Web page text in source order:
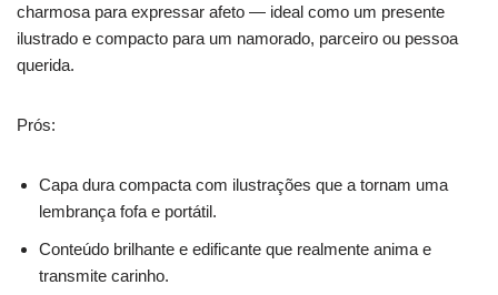
charmosa para expressar afeto — ideal como um presente
ilustrado e compacto para um namorado, parceiro ou pessoa
querida.
Prós:
Capa dura compacta com ilustrações que a tornam uma
lembrança fofa e portátil.
Conteúdo brilhante e edificante que realmente anima e
transmite carinho.